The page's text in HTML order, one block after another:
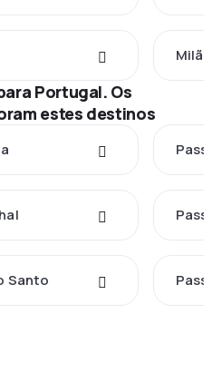
Milão
Portugal. Os
estes destinos
Santo